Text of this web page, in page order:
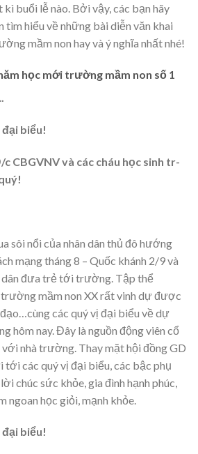
buổi lễ nào. Bởi vậy, các bạn hãy
tìm hiểu về những bài diễn văn khai
mầm non hay và ý nghĩa nhất nhé!
học mới trường mầm non số 1
biểu!
CBGVNV và các cháu học sinh tr­
sôi nổi của nhân dân thủ đô h­ướng
mạng tháng 8 – Quốc khánh 2/9 và
dân đ­ưa trẻ tới tr­ường. Tập thể
mầm non XX rất vinh dự đư­ợc
các quý vị đại biểu về dự
hôm nay. Đây là nguồn động viên cổ
nhà tr­ường. Thay mặt hội đồng GD
các quý vị đại biểu, các bậc phụ
chúc sức khỏe, gia đình hạnh phúc,
ngoan học giỏi, mạnh khỏe.
biểu!